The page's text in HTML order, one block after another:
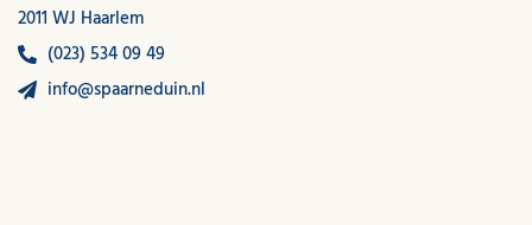
2011 WJ Haarlem
(023) 534 09 49
info@spaarneduin.nl